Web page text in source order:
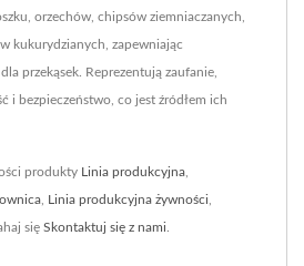
orzechów, chipsów ziemniaczanych,
kukurydzianych, zapewniając
przekąsek. Reprezentują zaufanie,
i bezpieczeństwo, co jest źródłem ich
produkty Linia produkcyjna
Linia produkcyjna żywności
się Skontaktuj się z nami